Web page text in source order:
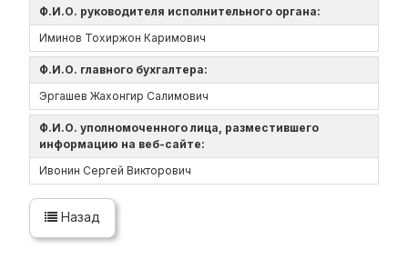
Ф.И.О. руководителя исполнительного органа:
Иминов Тохиржон Каримович
Ф.И.О. главного бухгалтера:
Эргашев Жахонгир Салимович
Ф.И.О. уполномоченного лица, разместившего
информацию на веб-сайте:
Ивонин Сергей Викторович
Назад